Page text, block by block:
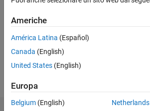
Americhe
América Latina (Español)
Canada (English)
United States (English)
Europa
Belgium (English)
Netherlands